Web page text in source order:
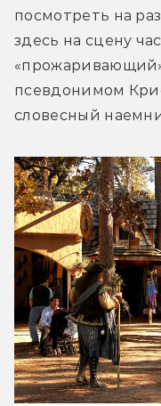
посмотреть на
здесь на сцену
псевдонимом
словесный